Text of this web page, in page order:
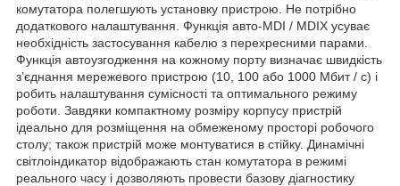
комутатора полегшують установку пристрою. Не потрібно
додаткового налаштування. Функція авто-MDI / MDIX усуває
необхідність застосування кабелю з перехресними парами.
Функція автоузгодження на кожному порту визначає швидкість
з’єднання мережевого пристрою (10, 100 або 1000 Мбит / с) і
робить налаштування сумісності та оптимального режиму
роботи. Завдяки компактному розміру корпусу пристрій
ідеально для розміщення на обмеженому просторі робочого
столу; також пристрій може монтуватися в стійку. Динамічні
світлоіндикатор відображають стан комутатора в режимі
реального часу і дозволяють провести базову діагностику